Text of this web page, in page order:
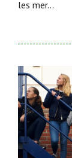
les mer...